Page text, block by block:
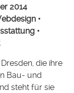
2014
•
•
die ihre
Bau- und
steht für sie